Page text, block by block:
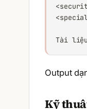
Tài
Output
Kỹ